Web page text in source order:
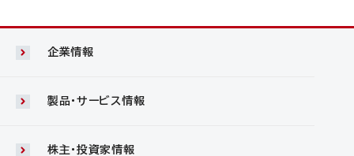
企業情報
製品・サービス情報
株主・投資家情報